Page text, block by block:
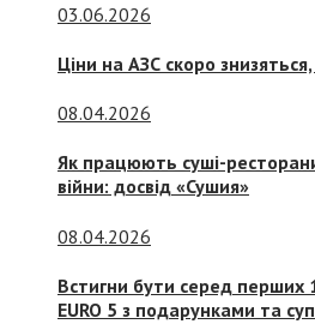
03.06.2026
Ціни на АЗС скоро знизяться,
08.04.2026
Як працюють суші-
війни: досвід «Сушия»
08.04.2026
Встигни бути серед перших
EURO 5 з подарунками та